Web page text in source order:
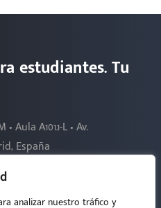
analizar nuestro tráfico y
estudiantes. Tu
Aula A101.1-L • Av.
España
TELECOMUNICACIÓN